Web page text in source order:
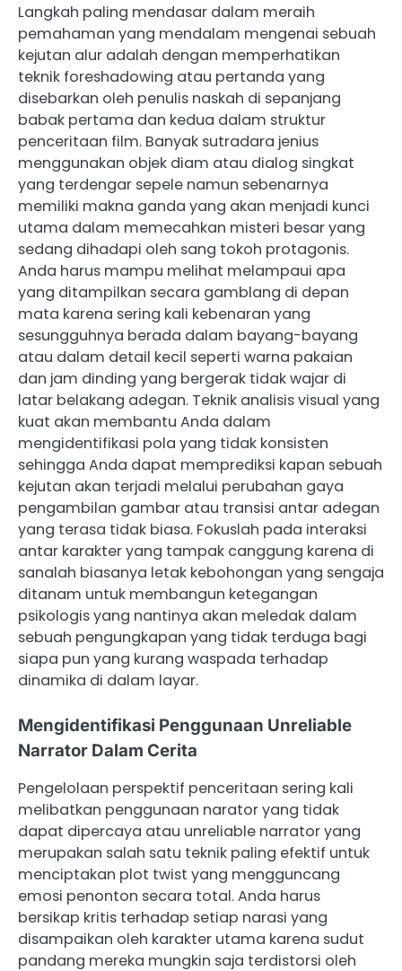
Langkah paling mendasar dalam meraih
pemahaman yang mendalam mengenai sebuah
kejutan alur adalah dengan memperhatikan
teknik foreshadowing atau pertanda yang
disebarkan oleh penulis naskah di sepanjang
babak pertama dan kedua dalam struktur
penceritaan film. Banyak sutradara jenius
menggunakan objek diam atau dialog singkat
yang terdengar sepele namun sebenarnya
memiliki makna ganda yang akan menjadi kunci
utama dalam memecahkan misteri besar yang
sedang dihadapi oleh sang tokoh protagonis.
Anda harus mampu melihat melampaui apa
yang ditampilkan secara gamblang di depan
mata karena sering kali kebenaran yang
sesungguhnya berada dalam bayang-bayang
atau dalam detail kecil seperti warna pakaian
dan jam dinding yang bergerak tidak wajar di
latar belakang adegan. Teknik analisis visual yang
kuat akan membantu Anda dalam
mengidentifikasi pola yang tidak konsisten
sehingga Anda dapat memprediksi kapan sebuah
kejutan akan terjadi melalui perubahan gaya
pengambilan gambar atau transisi antar adegan
yang terasa tidak biasa. Fokuslah pada interaksi
antar karakter yang tampak canggung karena di
sanalah biasanya letak kebohongan yang sengaja
ditanam untuk membangun ketegangan
psikologis yang nantinya akan meledak dalam
sebuah pengungkapan yang tidak terduga bagi
siapa pun yang kurang waspada terhadap
dinamika di dalam layar.
Mengidentifikasi Penggunaan Unreliable
Narrator Dalam Cerita
Pengelolaan perspektif penceritaan sering kali
melibatkan penggunaan narator yang tidak
dapat dipercaya atau unreliable narrator yang
merupakan salah satu teknik paling efektif untuk
menciptakan plot twist yang mengguncang
emosi penonton secara total. Anda harus
bersikap kritis terhadap setiap narasi yang
disampaikan oleh karakter utama karena sudut
pandang mereka mungkin saja terdistorsi oleh